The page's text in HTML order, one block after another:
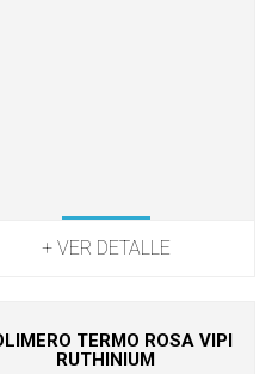
+ VER DETALLE
TERMO ROSA VIPI
RUTHINIUM